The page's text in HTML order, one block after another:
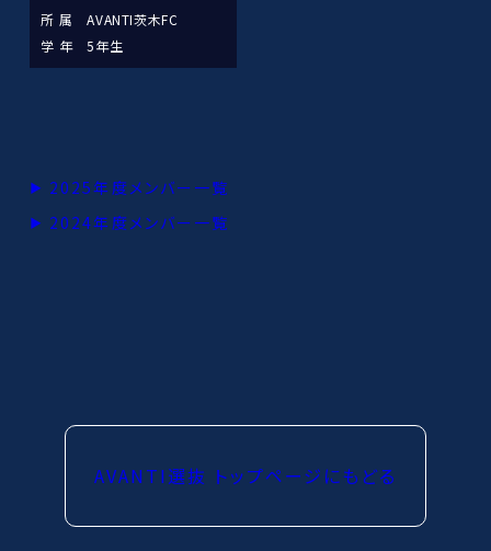
所 属
AVANTI茨木FC
学 年
5年生
2025年度メンバー一覧
2024年度メンバー一覧
AVANTI選抜 トップページにもどる